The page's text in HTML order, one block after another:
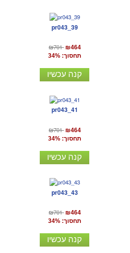
pr043_39
₪701 ₪464
תחסוך: 34%
קנה עכשיו
pr043_41
₪701 ₪464
תחסוך: 34%
קנה עכשיו
pr043_43
₪701 ₪464
תחסוך: 34%
קנה עכשיו